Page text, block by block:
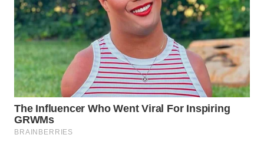
WAHANA
OTOMOTIF
WAHANA
HEALTH
WAHANA
DESA
WISATA